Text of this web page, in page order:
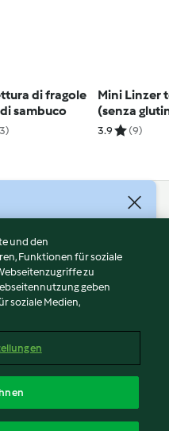
di fragole
sambuco
Mini Linzer
(senza
3.9 (9)
und den
Funktionen für soziale
zu
geben
soziale Medien,